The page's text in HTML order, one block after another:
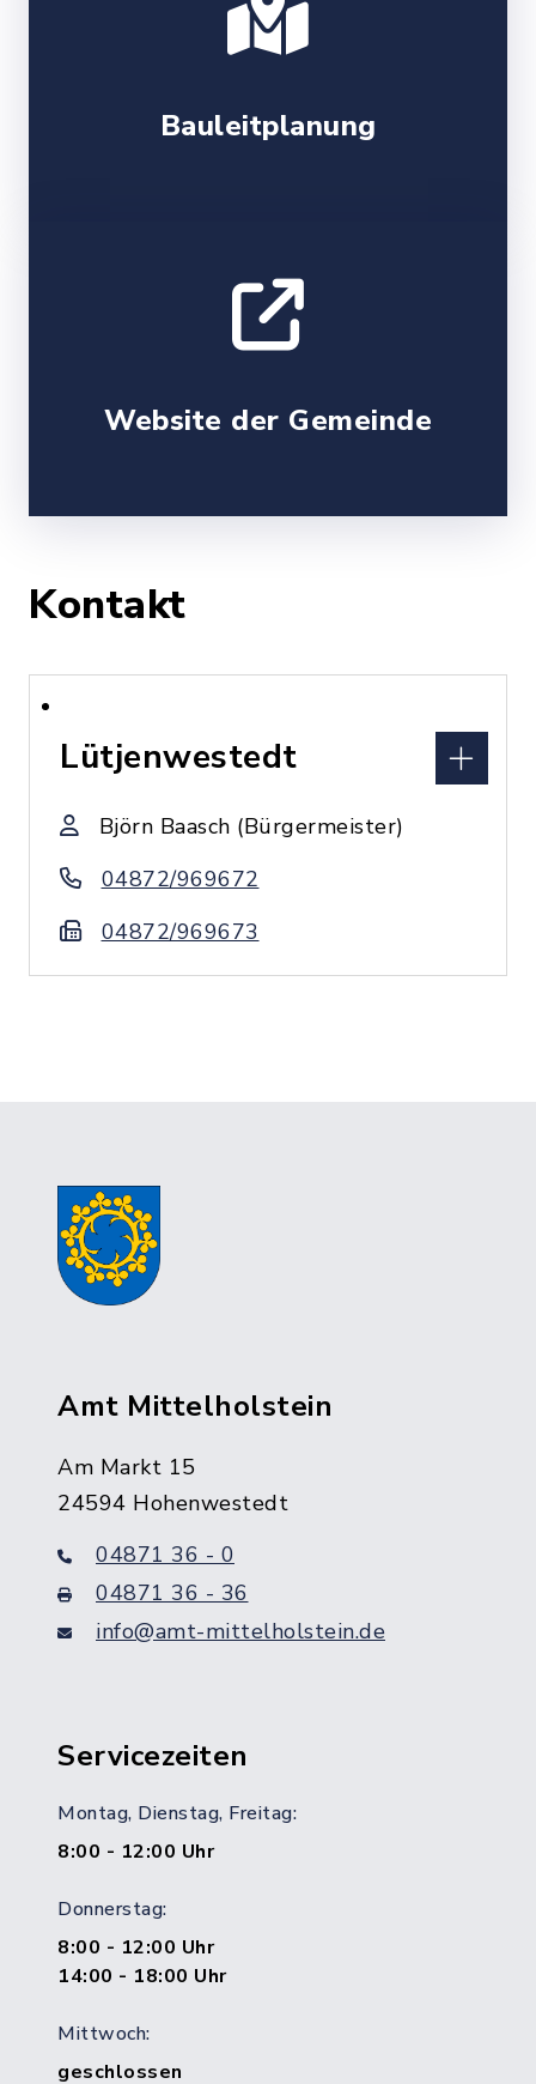
Bauleitplanung
Website der Gemeinde
Kontakt
Lütjenwestedt
Björn Baasch (Bürgermeister)
04872/969672
04872/969673
Amt Mittelholstein
Am Markt 15
24594 Hohenwestedt
04871 36 - 0
04871 36 - 36
info@amt-mittelholstein.de
Servicezeiten
Montag, Dienstag, Freitag:
8:00 - 12:00 Uhr
Donnerstag:
8:00 - 12:00 Uhr
14:00 - 18:00 Uhr
Mittwoch:
geschlossen